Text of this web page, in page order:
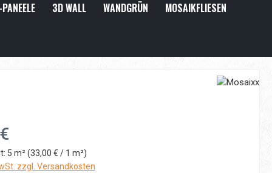
3D WALL WANDGRÜN MOSAIKFLIESEN
5 m²(33,00 € / 1 m²)
zzgl. Versandkosten